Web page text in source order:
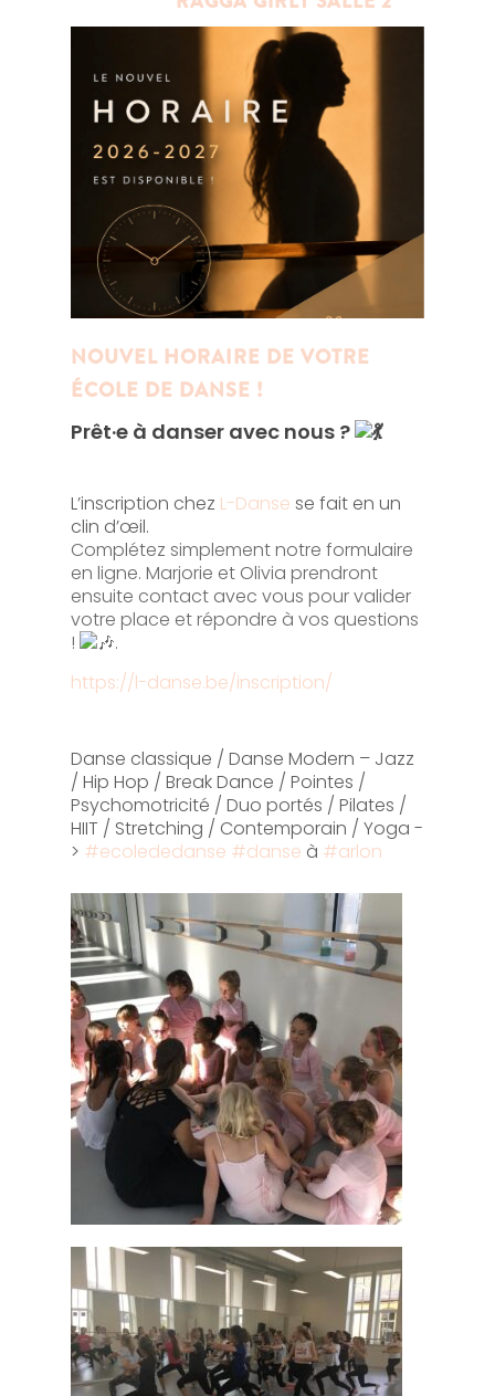
NOUVEL HORAIRE DE VOTRE
ÉCOLE DE DANSE !
Prêt·e à danser avec nous ?
L’inscription chez L-Danse se fait en un
clin d’œil.
Complétez simplement notre formulaire
en ligne. Marjorie et Olivia prendront
ensuite contact avec vous pour valider
votre place et répondre à vos questions
!
.
https://l-danse.be/inscription/
Danse classique / Danse Modern – Jazz
/ Hip Hop / Break Dance / Pointes /
Psychomotricité / Duo portés / Pilates /
HIIT / Stretching / Contemporain / Yoga -
> #ecolededanse #danse à #arlon